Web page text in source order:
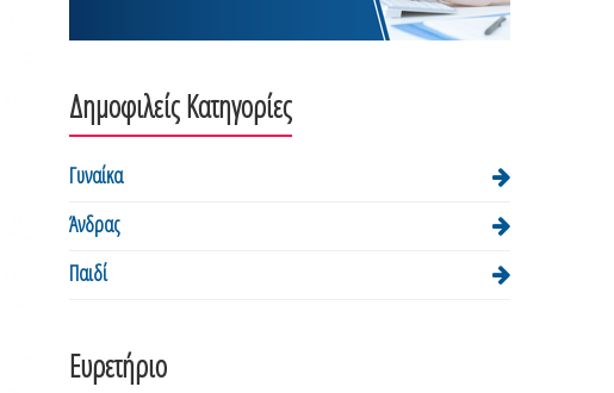
Δημοφιλείς Κατηγορίες
Γυναίκα
Άνδρας
Παιδί
Ευρετήριο